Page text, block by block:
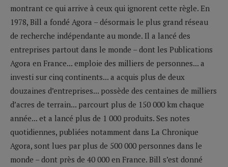
montrant ce qui arrive à ceux qui ignorent cette règle. En
1978, Bill a fondé Agora – désormais le plus grand réseau
de recherche indépendante au monde. Il a lancé des
entreprises partout dans le monde – dont les Publications
Agora en France... emploie des milliers de personnes... a
investi sur cinq continents... a acquis plus de deux
douzaines d’entreprises... possède des centaines de milliers
d’acres de terrain... parcourt plus de 150 000 km chaque
année... et a lancé plus de 1 000 produits. Ses notes
quotidiennes, publiées notamment dans La Chronique
Agora, sont lues par plus de 500 000 personnes dans le
monde – dont près de 40 000 en France. Bill s’est donné